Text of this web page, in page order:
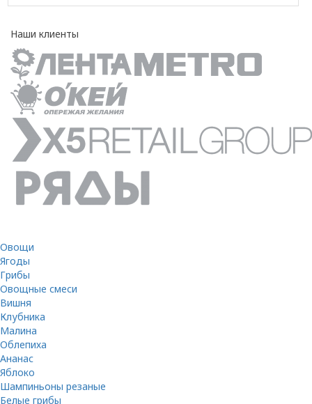
Наши клиенты
Овощи
Ягоды
Грибы
Овощные смеси
Вишня
Клубника
Малина
Облепиха
Ананас
Яблоко
Шампиньоны резаные
Белые грибы